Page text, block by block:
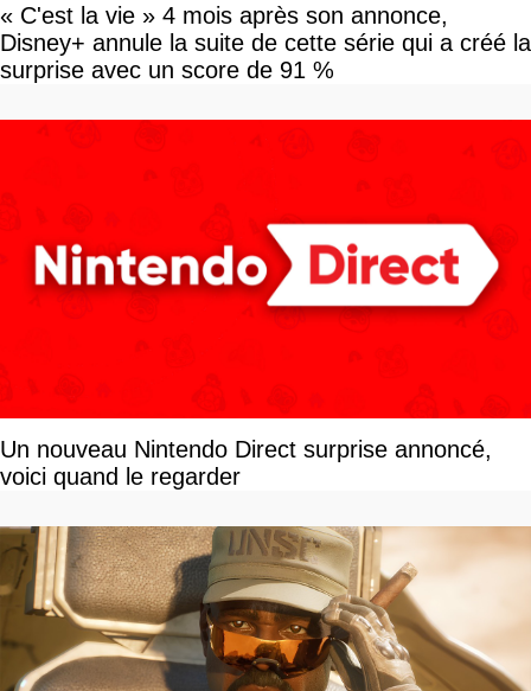
« C'est la vie » 4 mois après son annonce,
Disney+ annule la suite de cette série qui a créé la
surprise avec un score de 91 %
Un nouveau Nintendo Direct surprise annoncé,
voici quand le regarder